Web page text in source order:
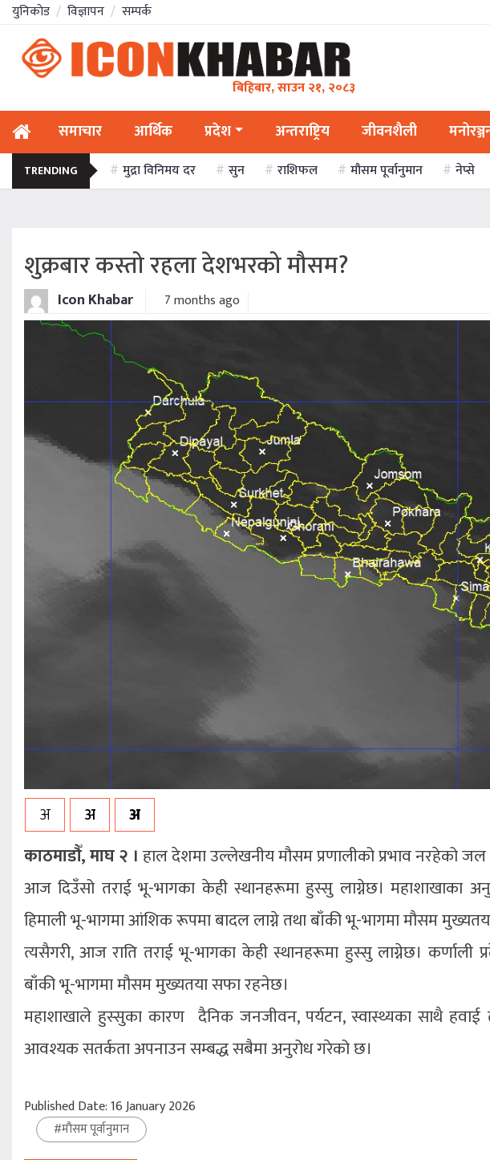
युनिकाेड विज्ञापन सम्पर्क
बिहिबार, साउन २१, २०८३
समाचार आर्थिक प्रदेश अन्तराष्ट्रिय जीवनशैली
TRENDING मुद्रा विनिमय दर सुन राशिफल मौसम पूर्वानुमान नेप्से
शुक्रबार कस्तो रहला देशभरको मौसम?
Icon Khabar 7 months ago
अ अ अ
काठमाडौँ, माघ २ । हाल देशमा उल्लेखनीय मौसम प्रणालीको प्रभाव नरहेको
आज दिउँसो तराई भू-भागका केही स्थानहरूमा हुस्सु लाग्नेछ। महाशाखाका
हिमाली भू-भागमा आंशिक रूपमा बादल लाग्ने तथा बाँकी भू-भागमा मौसम
त्यसैगरी, आज राति तराई भू-भागका केही स्थानहरूमा हुस्सु लाग्नेछ। कर्णाली
बाँकी भू-भागमा मौसम मुख्यतया सफा रहनेछ।
महाशाखाले हुस्सुका कारण दैनिक जनजीवन, पर्यटन, स्वास्थ्यका साथै
आवश्यक सतर्कता अपनाउन सम्बद्ध सबैमा अनुरोध गरेको छ।
Published Date: 16 January 2026
#मौसम पूर्वानुमान